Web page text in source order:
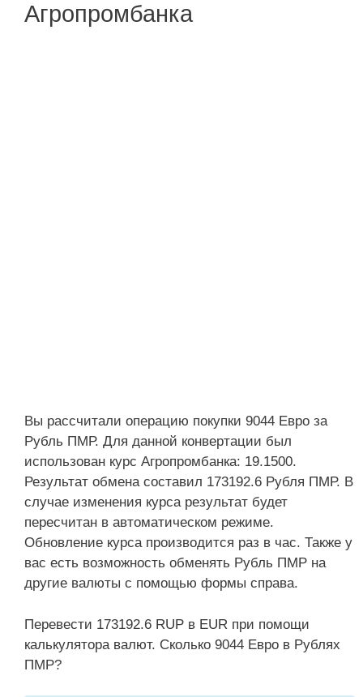
Агропромбанка
Вы рассчитали операцию покупки 9044 Евро за
Рубль ПМР. Для данной конвертации был
использован курс Агропромбанка: 19.1500.
Результат обмена составил 173192.6 Рубля ПМР. В
случае изменения курса результат будет
пересчитан в автоматическом режиме.
Обновление курса производится раз в час. Также у
вас есть возможность обменять Рубль ПМР на
другие валюты с помощью формы справа.
Перевести 173192.6 RUP в EUR при помощи
калькулятора валют. Сколько 9044 Евро в Рублях
ПМР?